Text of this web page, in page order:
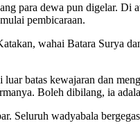
para dewa pun digelar. Di
pembicaraan.
wahai Batara Surya
batas kewajaran dan
Boleh dibilang, ia
Seluruh wadyabala